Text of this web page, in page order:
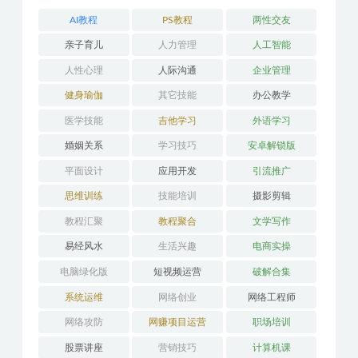
AI教程 PS教程 两性交友
亲子育儿 人力管理 人工智能
人性心理 人际沟通 企业管理
健身瑜伽 其它技能 办公教学
医学技能 吉他学习 外语学习
婚姻关系 学习技巧 安卓解锁版
平面设计 应用开发 引流推广
思维训练 技能培训 摄影剪辑
教程汇聚 教程聚合 文学写作
易经风水 生活兴趣 电商实操
电脑绿化版 短视频运营 破解合集
系统运维 网络创业 网络工程师
网络攻防 网赚项目运营 职场培训
股票讲座 营销技巧 计算机课